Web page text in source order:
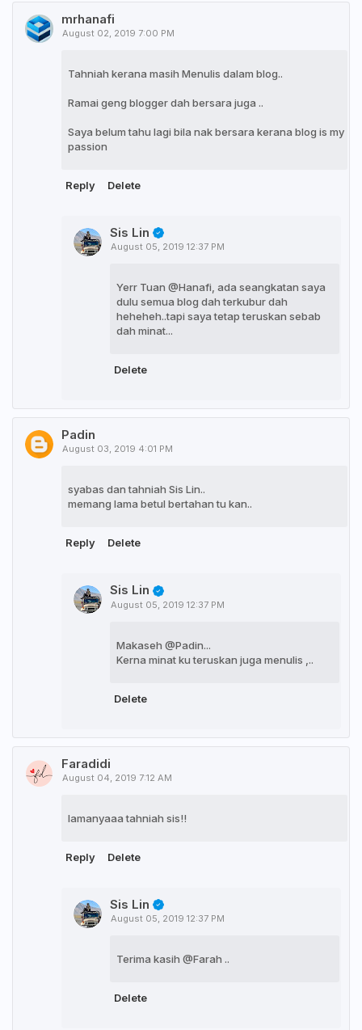
mrhanafi
August 02, 2019 7:00 PM
Tahniah kerana masih Menulis dalam blog..
Ramai geng blogger dah bersara juga ..
Saya belum tahu lagi bila nak bersara kerana blog is my
passion
Reply Delete
Sis Lin
August 05, 2019 12:37 PM
Yerr Tuan @Hanafi, ada seangkatan saya
dulu semua blog dah terkubur dah
heheheh..tapi saya tetap teruskan sebab
dah minat...
Delete
Padin
August 03, 2019 4:01 PM
syabas dan tahniah Sis Lin..
memang lama betul bertahan tu kan..
Reply Delete
Sis Lin
August 05, 2019 12:37 PM
Makaseh @Padin...
Kerna minat ku teruskan juga menulis ,..
Delete
Faradidi
August 04, 2019 7:12 AM
lamanyaaa tahniah sis!!
Reply Delete
Sis Lin
August 05, 2019 12:37 PM
Terima kasih @Farah ..
Delete